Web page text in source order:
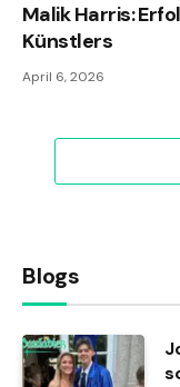
Malik Harris:
Künstlers
April 6, 2026
Blogs